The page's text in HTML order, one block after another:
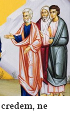
ne